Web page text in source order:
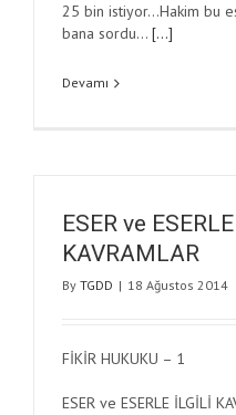
25 bin istiyor…Hakim bu
bana sordu… […]
Devamı
ESER ve
KAVRAMLAR
By TGDD | 18 Ağustos 2014
FİKİR HUKUKU – 1
ESER ve ESERLE İLGİLİ